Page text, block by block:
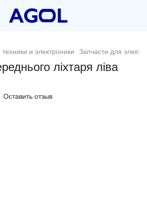
и электроники Запчасти для
ліхтаря ліва
Оставить отзыв